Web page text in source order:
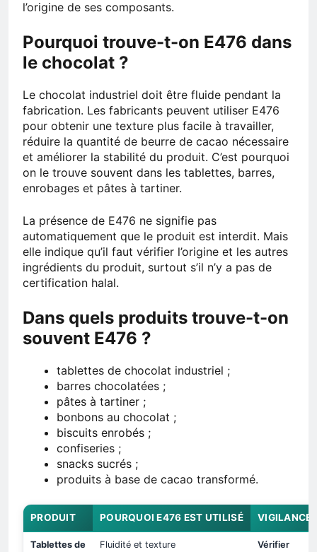
l’origine de ses composants.
Pourquoi trouve-t-on E476 dans
le chocolat ?
Le chocolat industriel doit être fluide pendant la
fabrication. Les fabricants peuvent utiliser E476
pour obtenir une texture plus facile à travailler,
réduire la quantité de beurre de cacao nécessaire
et améliorer la stabilité du produit. C’est pourquoi
on le trouve souvent dans les tablettes, barres,
enrobages et pâtes à tartiner.
La présence de E476 ne signifie pas
automatiquement que le produit est interdit. Mais
elle indique qu’il faut vérifier l’origine et les autres
ingrédients du produit, surtout s’il n’y a pas de
certification halal.
Dans quels produits trouve-t-on
souvent E476 ?
tablettes de chocolat industriel ;
barres chocolatées ;
pâtes à tartiner ;
bonbons au chocolat ;
biscuits enrobés ;
confiseries ;
snacks sucrés ;
produits à base de cacao transformé.
PRODUIT POURQUOI E476 EST UTILISÉ VIGILANCE
Tablettes de
Fluidité et texture
Vérifier